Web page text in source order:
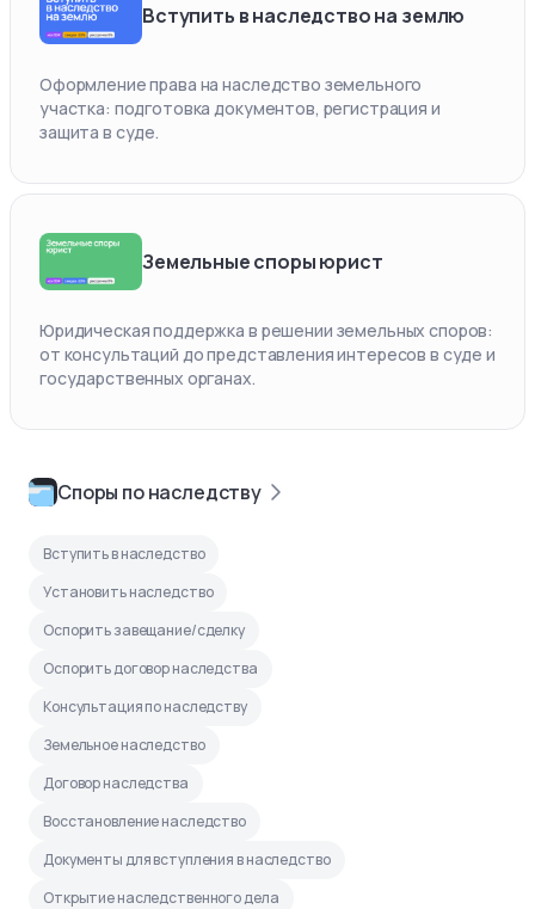
Вступить в наследство на землю
Оформление права на наследство земельного
участка: подготовка документов, регистрация и
защита в суде.
Земельные споры юрист
Юридическая поддержка в решении земельных споров:
от консультаций до представления интересов в суде и
государственных органах.
Споры по наследству
Вступить в наследство
Установить наследство
Оспорить завещание/сделку
Оспорить договор наследства
Консультация по наследству
Земельное наследство
Договор наследства
Восстановление наследство
Документы для вступления в наследство
Открытие наследственного дела